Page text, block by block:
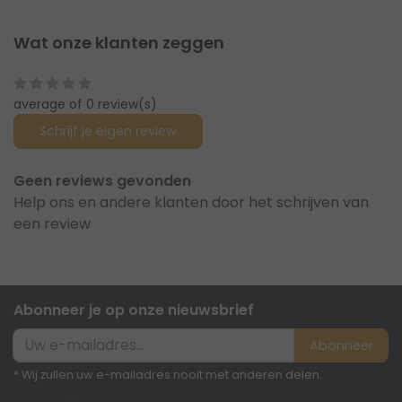
Wat onze klanten zeggen
average of 0 review(s)
Schrijf je eigen review
Geen reviews gevonden
Help ons en andere klanten door het schrijven van
een review
Abonneer je op onze nieuwsbrief
Abonneer
* Wij zullen uw e-mailadres nooit met anderen delen.